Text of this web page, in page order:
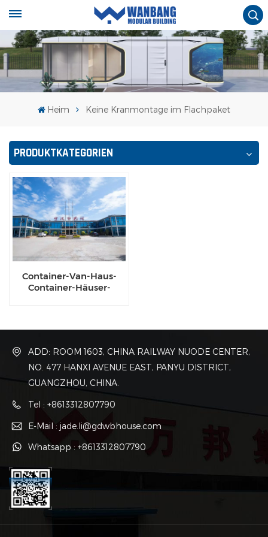
Heim Keine Kranmontage im Flachpaket
PRODUKTKATEGORIEN
Container-Van-Haus-
Container-Häuser-
ADD: ROOM 1603, CHINA RAILWAY NUODE CENTER,
NO. 477 HANXI AVENUE EAST, PANYU DISTRICT,
GUANGZHOU, CHINA.
Tel : +8613312807790
E-Mail : jade.li@gdwbhouse.com
Whatsapp : +8613312807790